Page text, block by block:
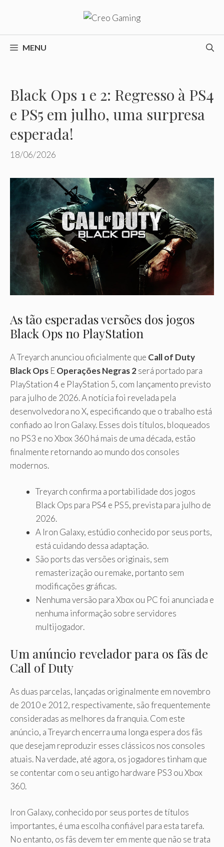
o
conteúdoMENU
Black Ops 1 e 2: Regresso à PS4
e PS5 em julho, uma surpresa
esperada!
18/06/2026
As tão esperadas versões dos jogos
Black Ops no PlayStation
A Treyarch anunciou oficialmente que Call of Duty
Black Ops EOperações Negras 2será portado para
PlayStation 4 e PlayStation 5, com lançamento previsto
para julho de 2026. A notícia foi revelada pela
desenvolvedora no X, especificando que o trabalho está
confiado ao Iron Galaxy. Esses dois títulos, bloqueados
no PS3 e no Xbox 360 há mais de uma década, estão
finalmente retornando ao mundo dos consoles
modernos.
Treyarch confirma a portabilidade dos jogos
Black Ops para PS4 e PS5, prevista para julho de
2026.
A Iron Galaxy, estúdio conhecido por seus ports,
está cuidando dessa adaptação.
São ports das versões originais, sem
remasterização ou remake, portanto sem
modificações gráficas.
Nenhuma versão para Xbox ou PC foi anunciada e
nenhuma informação sobre servidores
multijogador.
Um anúncio revelador para os fãs de
Call of Duty
As duas parcelas, lançadas originalmente em novembro
de 2010 e 2012, respectivamente, são frequentemente
consideradas as melhores da franquia. Com este
anúncio, a Treyarch encerra uma longa espera dos fãs
que desejam reproduzir esses clássicos nos consoles
atuais. Na verdade, até agora, os jogadores tinham que
se contentar com o seu antigo hardware PS3 ou Xbox
360.
Iron Galaxy, conhecido por seus portes de títulos
importantes, é uma escolha confiável para esta tarefa.
No entanto, os fãs devem ter em mente que não se trata